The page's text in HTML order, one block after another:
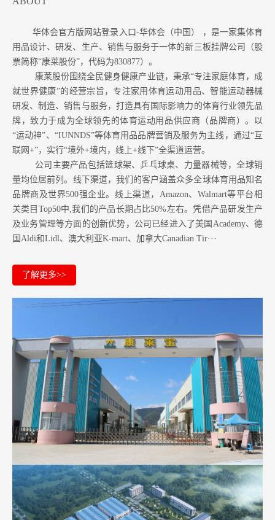
华体会官方版网站登录入口-华体会（中国） ，是一家集体育
用品设计、研发、生产、销售与服务于一体的新三板挂牌公司（股
票简称“康莱股份”，代码为830877）。
康莱股份围绕全民健身健康产业链，秉承“专注家庭体育，成
就世界健康”的经营宗旨，专注家用体育运动用品、智能运动器械
研发、制造、销售与服务，打造具有国际影响力的体育行业领先品
牌，致力于成为全球领先的体育运动用品供应商（品牌商）。以
“运动神”、“IUNNDS”等体育用品品牌营销及服务为主线，通过“互
联网+”，实行“境外+境内，线上+线下”全渠道运营。
公司主要产品包括篮球架、乒乓球桌、力量器械等，全球销
量均位居前列。 线下渠道，我们的客户涵盖众多全球体育用品知名
品牌商及世界500强企业。 线上渠道，Amazon、Walmart等平台相
关类目Top50中,我们的产品长期占比50%左右。凭借产品研发生产
及业务管理等方面的创新优势，公司已经进入了美国Academy、德
国Aldi和Lidl、澳大利亚K-mart、加拿大Canadian Tir···
了解更多>>